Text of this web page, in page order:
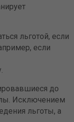
льготой, если
если
до
Исключением
льготы, а